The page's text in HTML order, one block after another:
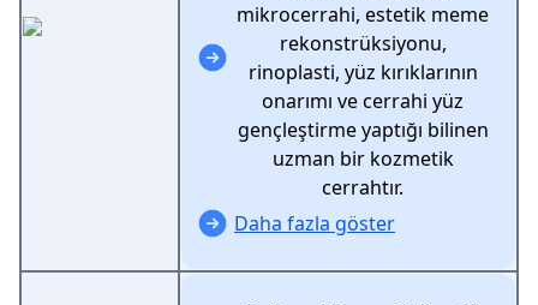
mikrocerrahi, estetik meme
rekonstrüksiyonu,
rinoplasti, yüz kırıklarının
onarımı ve cerrahi yüz
gençleştirme yaptığı bilinen
uzman bir kozmetik
cerrahtır.
Daha fazla göster